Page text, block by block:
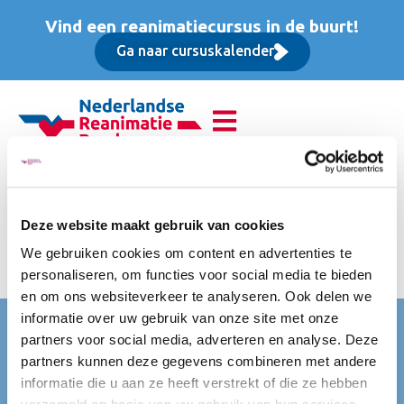
Deze website maakt gebruik van cookies
We gebruiken cookies om content en advertenties te
personaliseren, om functies voor social media te bieden
en om ons websiteverkeer te analyseren. Ook delen we
informatie over uw gebruik van onze site met onze
partners voor social media, adverteren en analyse. Deze
partners kunnen deze gegevens combineren met andere
informatie die u aan ze heeft verstrekt of die ze hebben
Vind een reanimatiecursus in de buurt!
Ga naar cursuskalender
Basis Instructeur Cursus
(BIC), Basis cursus
excl. BTW
Nederlandse Reanimatie Raad (NRR)
Mercatorlaan 1200
3528 BL Utrecht